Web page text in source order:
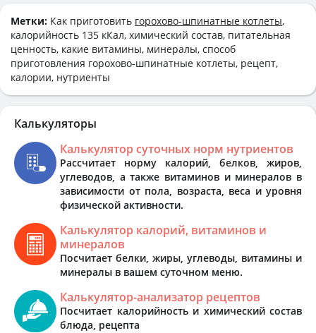
Метки: Как приготовить горохово-шпинатные котлеты,
калорийность 135 кКал, химический состав, питательная
ценность, какие витамины, минералы, способ
приготовления горохово-шпинатные котлеты, рецепт,
калории, нутриенты
Калькуляторы
Калькулятор суточных норм нутриентов
Рассчитает норму калорий, белков, жиров,
углеводов, а также витаминов и минералов в
зависимости от пола, возраста, веса и уровня
физической активности.
Калькулятор калорий, витаминов и
минералов
Посчитает белки, жиры, углеводы, витамины и
минералы в вашем суточном меню.
Калькулятор-анализатор рецептов
Посчитает калорийность и химический состав
блюда, рецепта